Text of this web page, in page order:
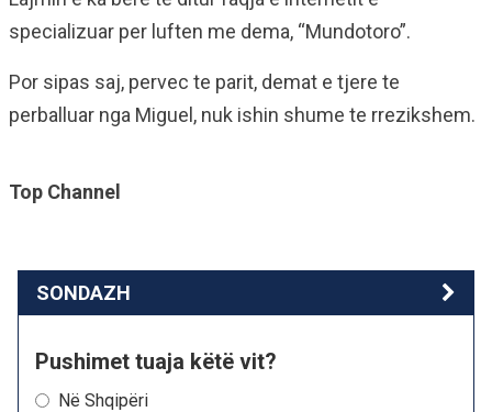
specializuar per luften me dema, “Mundotoro”.
Por sipas saj, pervec te parit, demat e tjere te
perballuar nga Miguel, nuk ishin shume te rrezikshem.
Top Channel
SONDAZH
Pushimet tuaja këtë vit?
Në Shqipëri